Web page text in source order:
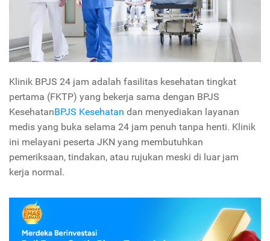
Klinik BPJS 24 jam adalah fasilitas kesehatan tingkat
pertama (FKTP) yang bekerja sama dengan BPJS
KesehatanBPJS Kesehatan dan menyediakan layanan
medis yang buka selama 24 jam penuh tanpa henti. Klinik
ini melayani peserta JKN yang membutuhkan
pemeriksaan, tindakan, atau rujukan meski di luar jam
kerja normal.